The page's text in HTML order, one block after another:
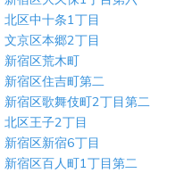
北区中十条1丁目
文京区本郷2丁目
新宿区荒木町
新宿区住吉町第二
新宿区歌舞伎町2丁目第二
北区王子2丁目
新宿区新宿6丁目
新宿区百人町1丁目第二